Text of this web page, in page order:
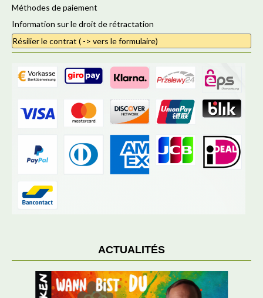
Méthodes de paiement
Information sur le droit de rétractation
Résilier le contrat ( -> vers le formulaire)
ACTUALITÉS